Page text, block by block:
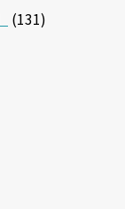
(131)